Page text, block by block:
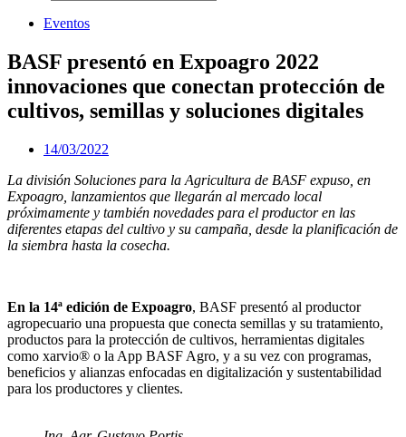
Eventos
BASF presentó en Expoagro 2022
innovaciones que conectan protección de
cultivos, semillas y soluciones digitales
14/03/2022
La división Soluciones para la Agricultura de BASF expuso, en
Expoagro, lanzamientos que llegarán al mercado local
próximamente y también novedades para el productor en las
diferentes etapas del cultivo y su campaña, desde la planificación de
la siembra hasta la cosecha.
En la 14ª edición de Expoagro, BASF presentó al productor
agropecuario una propuesta que conecta semillas y su tratamiento,
productos para la protección de cultivos, herramientas digitales
como xarvio® o la App BASF Agro, y a su vez con programas,
beneficios y alianzas enfocadas en digitalización y sustentabilidad
para los productores y clientes.